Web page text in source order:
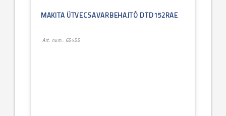
MAKITA ÜTVECSAVARBEHAJTÓ DTD152RAE
Art. num.: 65455